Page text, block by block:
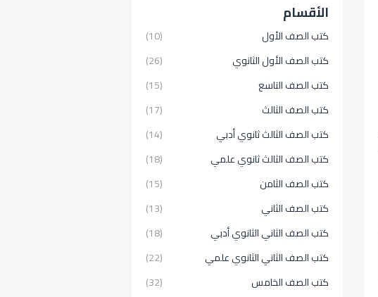
الأقسام
كتب الصف الأول
(10)
كتب الصف الأول الثانوي
(26)
كتب الصف التاسع
(15)
كتب الصف الثالث
(17)
كتب الصف الثالث ثانوي أدبي
(14)
كتب الصف الثالث ثانوي علمي
(18)
كتب الصف الثامن
(15)
كتب الصف الثاني
(13)
كتب الصف الثاني الثانوي أدبي
(18)
كتب الصف الثاني الثانوي علمي
(22)
كتب الصف الخامس
(32)